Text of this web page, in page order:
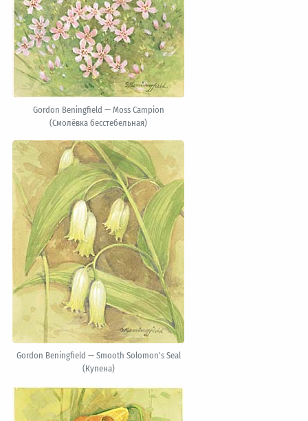
Gordon Beningfield — Moss Campion
(Смолёвка бесстебельная)
Gordon Beningfield — Smooth Solomon's Seal
(Купена)